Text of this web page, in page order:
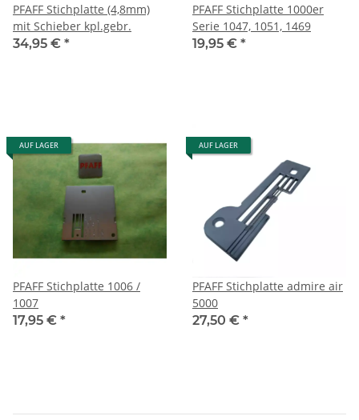
PFAFF Stichplatte (4,8mm)
mit Schieber kpl.gebr.
34,95 € *
PFAFF Stichplatte 1000er
Serie 1047, 1051, 1469
19,95 € *
AUF LAGER
PFAFF Stichplatte 1006 /
1007
17,95 € *
AUF LAGER
PFAFF Stichplatte admire air
5000
27,50 € *